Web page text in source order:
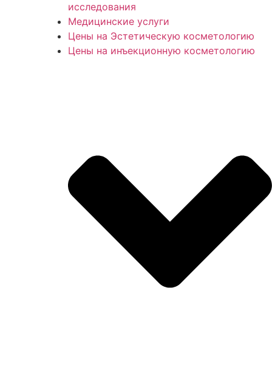
исследования
Медицинские услуги
Цены на Эстетическую косметологию
Цены на инъекционную косметологию